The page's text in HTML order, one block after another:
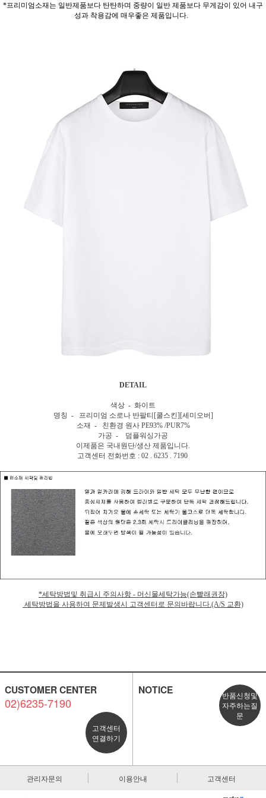
*프리미엄소재는 일반제품보다 탄탄하며 중량이 일반 제품보다 무게감이 있어 내구
성과 착용감에 매우좋은 제품입니다.
DETAIL
색상 - 화이트
명칭 - 프리미엄 소로나 반팔티[쿨스킨][세미오버]
소재 - 친환경 원사 PE93% /PUR7%
가공 - 덤플워싱가공
이제품은 국내원단/생산 제품입니다.
고객센터 전화번호 : 02 . 6235 . 7190
*세탁방법및 취급시 주의사항 - 머신물세탁가능(손빨래권장)
세탁방법을 사용하여 문제발생시 고객센터로 문의바랍니다.(A/S 교환)
CUSTOMER CENTER
02)6235-7190
고객센터
연결하기
NOTICE
반품신청및
자주하는질
문
관리자문의 이용안내 고객센터